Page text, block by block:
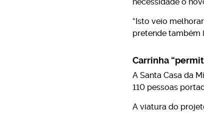
“Isto veio
pretende também
Carrinha
A Santa Casa da
110 pessoas
A viatura do